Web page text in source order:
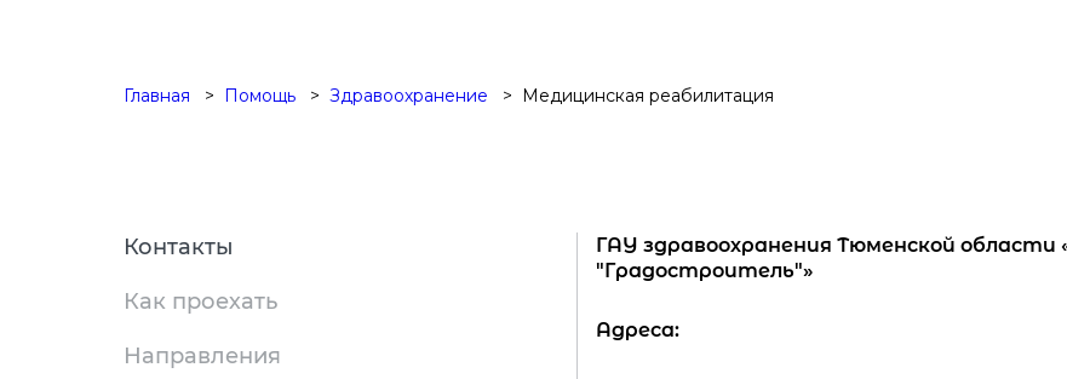
Главная Помощь Здравоохранение Медицинская реабилитация
Контакты
Как проехать
Направления
ГАУ здравоохранения Тюменской
"Градостроитель"»
Адреса: